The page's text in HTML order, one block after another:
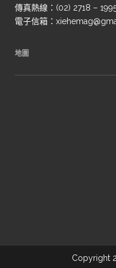
傳真熱線：(02) 2718 –
電子信箱：
地圖
Copyright